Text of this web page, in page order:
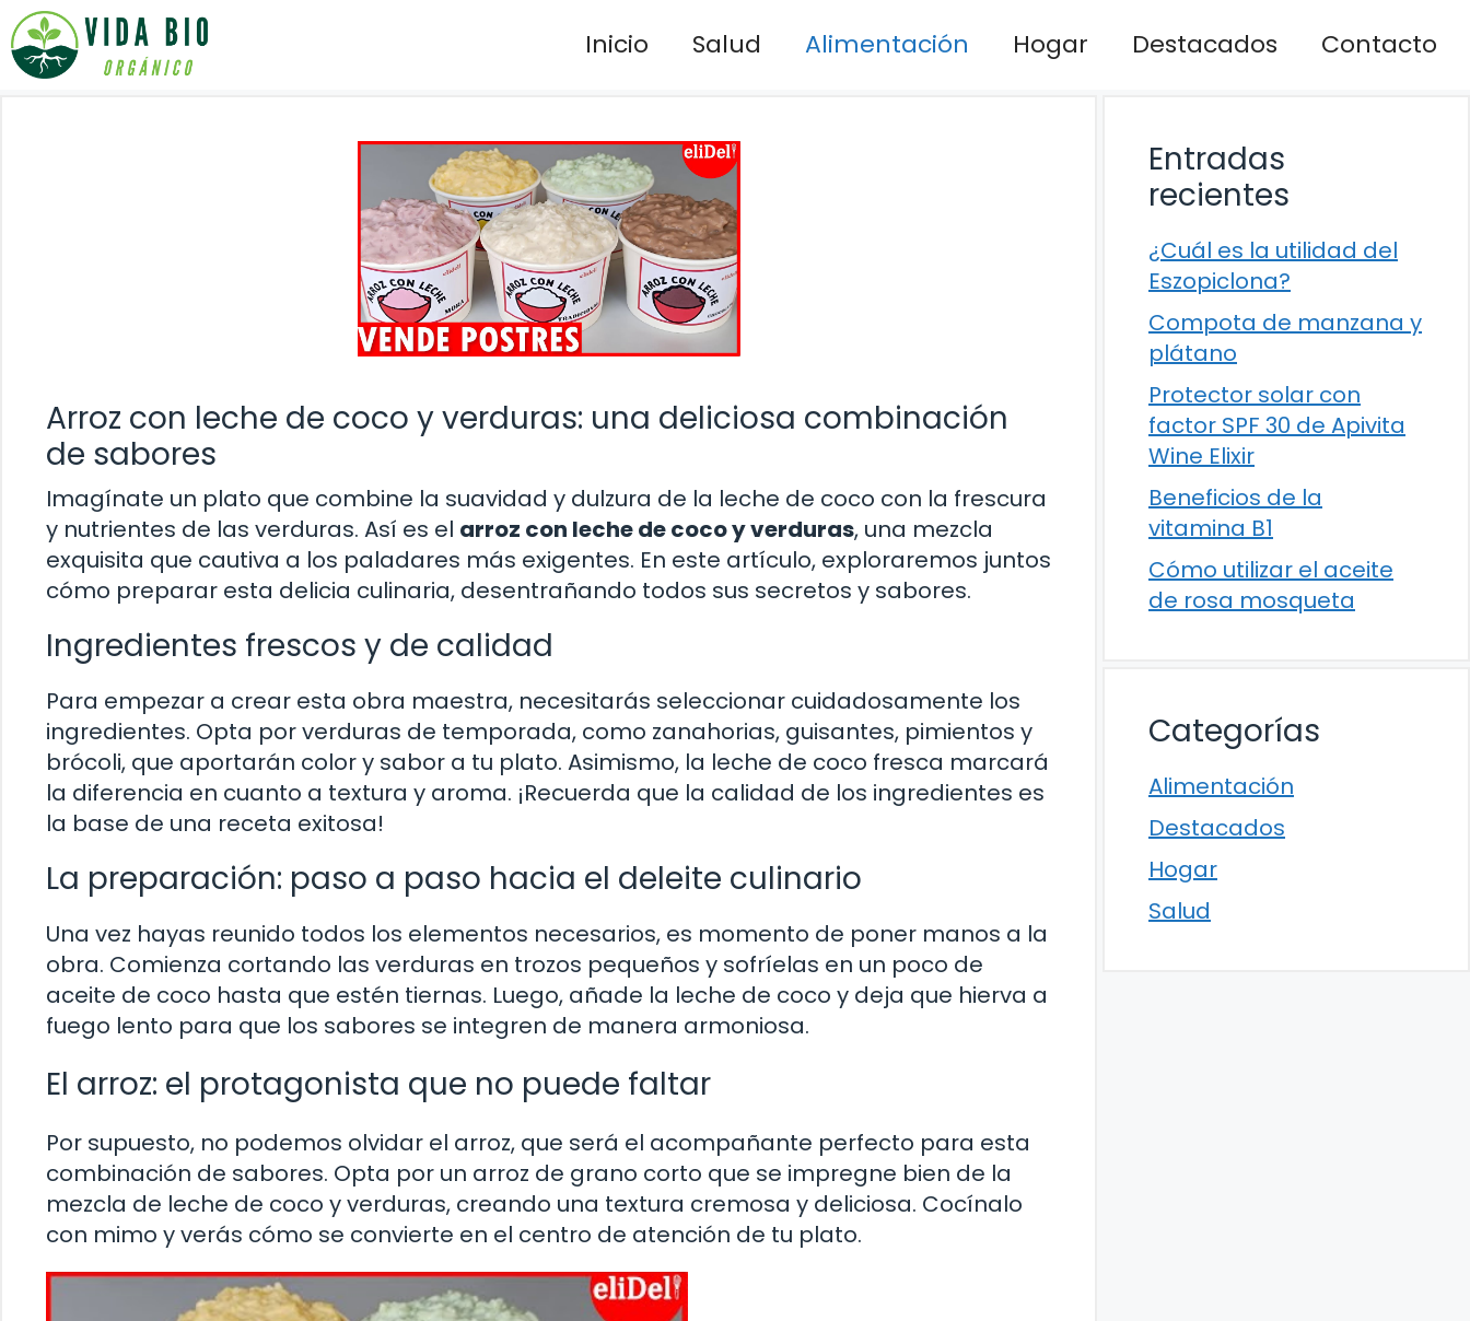
Saltar
al
contenido
Inicio Salud Alimentación Hogar Destacados Contacto
Arroz con leche de coco y verduras: una deliciosa combinación
de sabores
Imagínate un plato que combine la suavidad y dulzura de la leche de coco con la frescura
y nutrientes de las verduras. Así es el arroz con leche de coco y verduras, una mezcla
exquisita que cautiva a los paladares más exigentes. En este artículo, exploraremos juntos
cómo preparar esta delicia culinaria, desentrañando todos sus secretos y sabores.
Ingredientes frescos y de calidad
Para empezar a crear esta obra maestra, necesitarás seleccionar cuidadosamente los
ingredientes. Opta por verduras de temporada, como zanahorias, guisantes, pimientos y
brócoli, que aportarán color y sabor a tu plato. Asimismo, la leche de coco fresca marcará
la diferencia en cuanto a textura y aroma. ¡Recuerda que la calidad de los ingredientes es
la base de una receta exitosa!
La preparación: paso a paso hacia el deleite culinario
Una vez hayas reunido todos los elementos necesarios, es momento de poner manos a la
obra. Comienza cortando las verduras en trozos pequeños y sofríelas en un poco de
aceite de coco hasta que estén tiernas. Luego, añade la leche de coco y deja que hierva a
fuego lento para que los sabores se integren de manera armoniosa.
El arroz: el protagonista que no puede faltar
Por supuesto, no podemos olvidar el arroz, que será el acompañante perfecto para esta
combinación de sabores. Opta por un arroz de grano corto que se impregne bien de la
mezcla de leche de coco y verduras, creando una textura cremosa y deliciosa. Cocínalo
con mimo y verás cómo se convierte en el centro de atención de tu plato.
Entradas
recientes
¿Cuál es la utilidad del
Eszopiclona?
Compota de manzana y
plátano
Protector solar con
factor SPF 30 de Apivita
Wine Elixir
Beneficios de la
vitamina B1
Cómo utilizar el aceite
de rosa mosqueta
Categorías
Alimentación
Destacados
Hogar
Salud